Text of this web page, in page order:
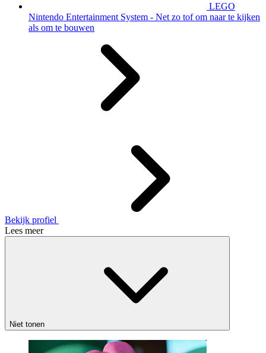
LEGO
Nintendo Entertainment System - Net zo tof om naar te kijken
als om te bouwen
Bekijk profiel
Lees meer
Niet tonen